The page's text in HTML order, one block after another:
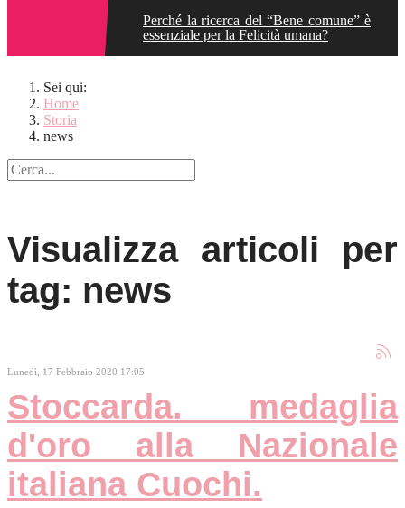
Perché la ricerca del “Bene comune” è
essenziale per la Felicità umana?
Sei qui:
Home
Storia
news
Visualizza articoli per
tag: news
Lunedì, 17 Febbraio 2020 17:05
Stoccarda. medaglia
d'oro alla Nazionale
italiana Cuochi.